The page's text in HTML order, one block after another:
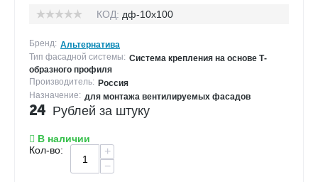
КОД: дф-10х100
Бренд: Альтернатива
Тип фасадной системы: Система крепления на основе Т-
образного профиля
Производитель: Россия
Назначение: для монтажа вентилируемых фасадов
24 Рублей за штуку
В наличии
Кол-во:
+
−